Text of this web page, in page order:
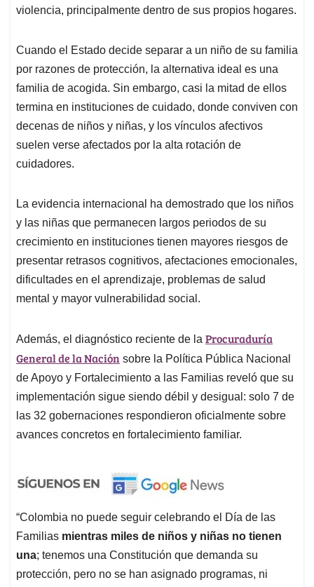
violencia, principalmente dentro de sus propios hogares.
Cuando el Estado decide separar a un niño de su familia
por razones de protección, la alternativa ideal es una
familia de acogida. Sin embargo, casi la mitad de ellos
termina en instituciones de cuidado, donde conviven con
decenas de niños y niñas, y los vínculos afectivos
suelen verse afectados por la alta rotación de
cuidadores.
La evidencia internacional ha demostrado que los niños
y las niñas que permanecen largos periodos de su
crecimiento en instituciones tienen mayores riesgos de
presentar retrasos cognitivos, afectaciones emocionales,
dificultades en el aprendizaje, problemas de salud
mental y mayor vulnerabilidad social.
Además, el diagnóstico reciente de la Procuraduría
General de la Nación sobre la Política Pública Nacional
de Apoyo y Fortalecimiento a las Familias reveló que su
implementación sigue siendo débil y desigual: solo 7 de
las 32 gobernaciones respondieron oficialmente sobre
avances concretos en fortalecimiento familiar.
“Colombia no puede seguir celebrando el Día de las
Familias mientras miles de niños y niñas no tienen
una; tenemos una Constitución que demanda su
protección, pero no se han asignado programas, ni